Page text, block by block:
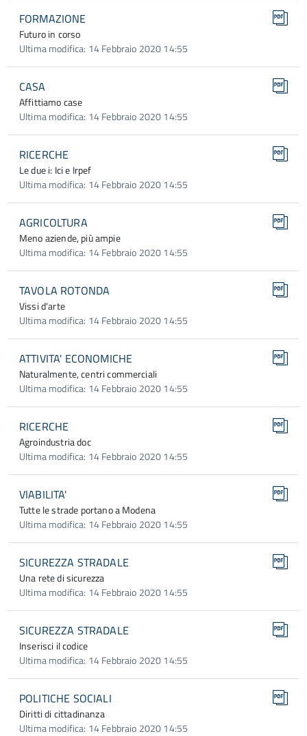
FORMAZIONE
Futuro in corso
Ultima modifica: 14 Febbraio 2020 14:55
CASA
Affittiamo case
Ultima modifica: 14 Febbraio 2020 14:55
RICERCHE
Le due i: Ici e Irpef
Ultima modifica: 14 Febbraio 2020 14:55
AGRICOLTURA
Meno aziende, più ampie
Ultima modifica: 14 Febbraio 2020 14:55
TAVOLA ROTONDA
Vissi d'arte
Ultima modifica: 14 Febbraio 2020 14:55
ATTIVITA' ECONOMICHE
Naturalmente, centri commerciali
Ultima modifica: 14 Febbraio 2020 14:55
RICERCHE
Agroindustria doc
Ultima modifica: 14 Febbraio 2020 14:55
VIABILITA'
Tutte le strade portano a Modena
Ultima modifica: 14 Febbraio 2020 14:55
SICUREZZA STRADALE
Una rete di sicurezza
Ultima modifica: 14 Febbraio 2020 14:55
SICUREZZA STRADALE
Inserisci il codice
Ultima modifica: 14 Febbraio 2020 14:55
POLITICHE SOCIALI
Diritti di cittadinanza
Ultima modifica: 14 Febbraio 2020 14:55